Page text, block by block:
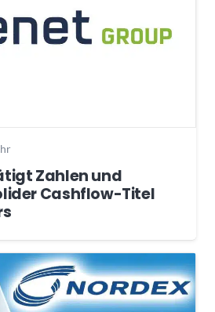
Zahlen und
Cashflow-Titel